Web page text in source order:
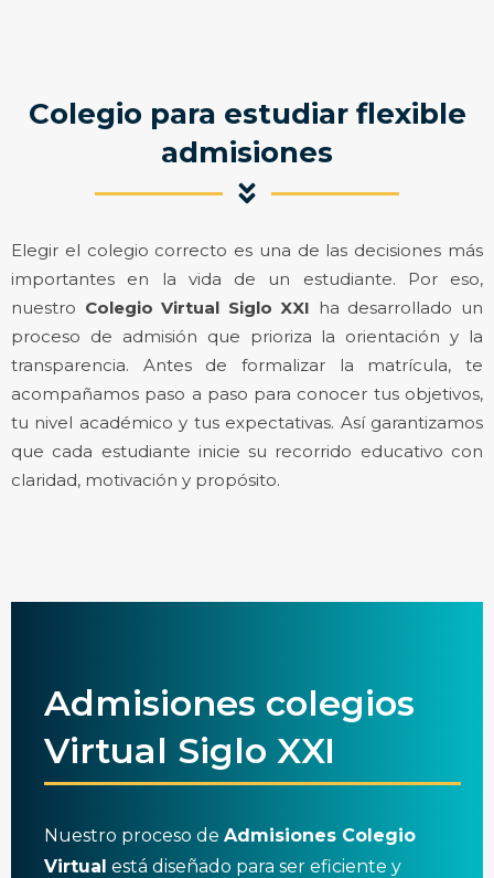
Colegio para estudiar flexible
admisiones
Elegir el colegio correcto es una de las decisiones más
importantes en la vida de un estudiante. Por eso,
nuestro Colegio Virtual Siglo XXI ha desarrollado un
proceso de admisión que prioriza la orientación y la
transparencia. Antes de formalizar la matrícula, te
acompañamos paso a paso para conocer tus objetivos,
tu nivel académico y tus expectativas. Así garantizamos
que cada estudiante inicie su recorrido educativo con
claridad, motivación y propósito.
Admisiones colegios
Virtual Siglo XXI
Nuestro proceso de Admisiones Colegio
Virtual está diseñado para ser eficiente y